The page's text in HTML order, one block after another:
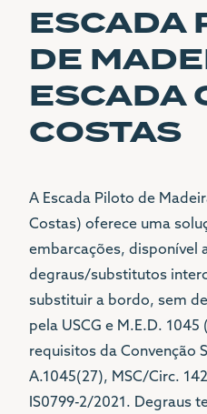
(+351) 21 342
(+351) 96 81
SEDE
(+351) 21 342
LGL@LGL.PT
MORADA
AVENIDA 24
Nº1 G
CATÁLOGOS
CONTACTOS
ESCADA
DE
ESCADA
COSTAS
A Escada Piloto de
Costas) oferece uma
embarcações, disponível
degraus/substitutos
substituir a bordo, sem
pela USCG e M.E.D.
requisitos da Convenção
A.1045(27), MSC/Circ.
IS0799-2/2021. Degraus